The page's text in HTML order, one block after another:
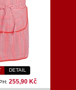
DETAIL
255,90 Kč